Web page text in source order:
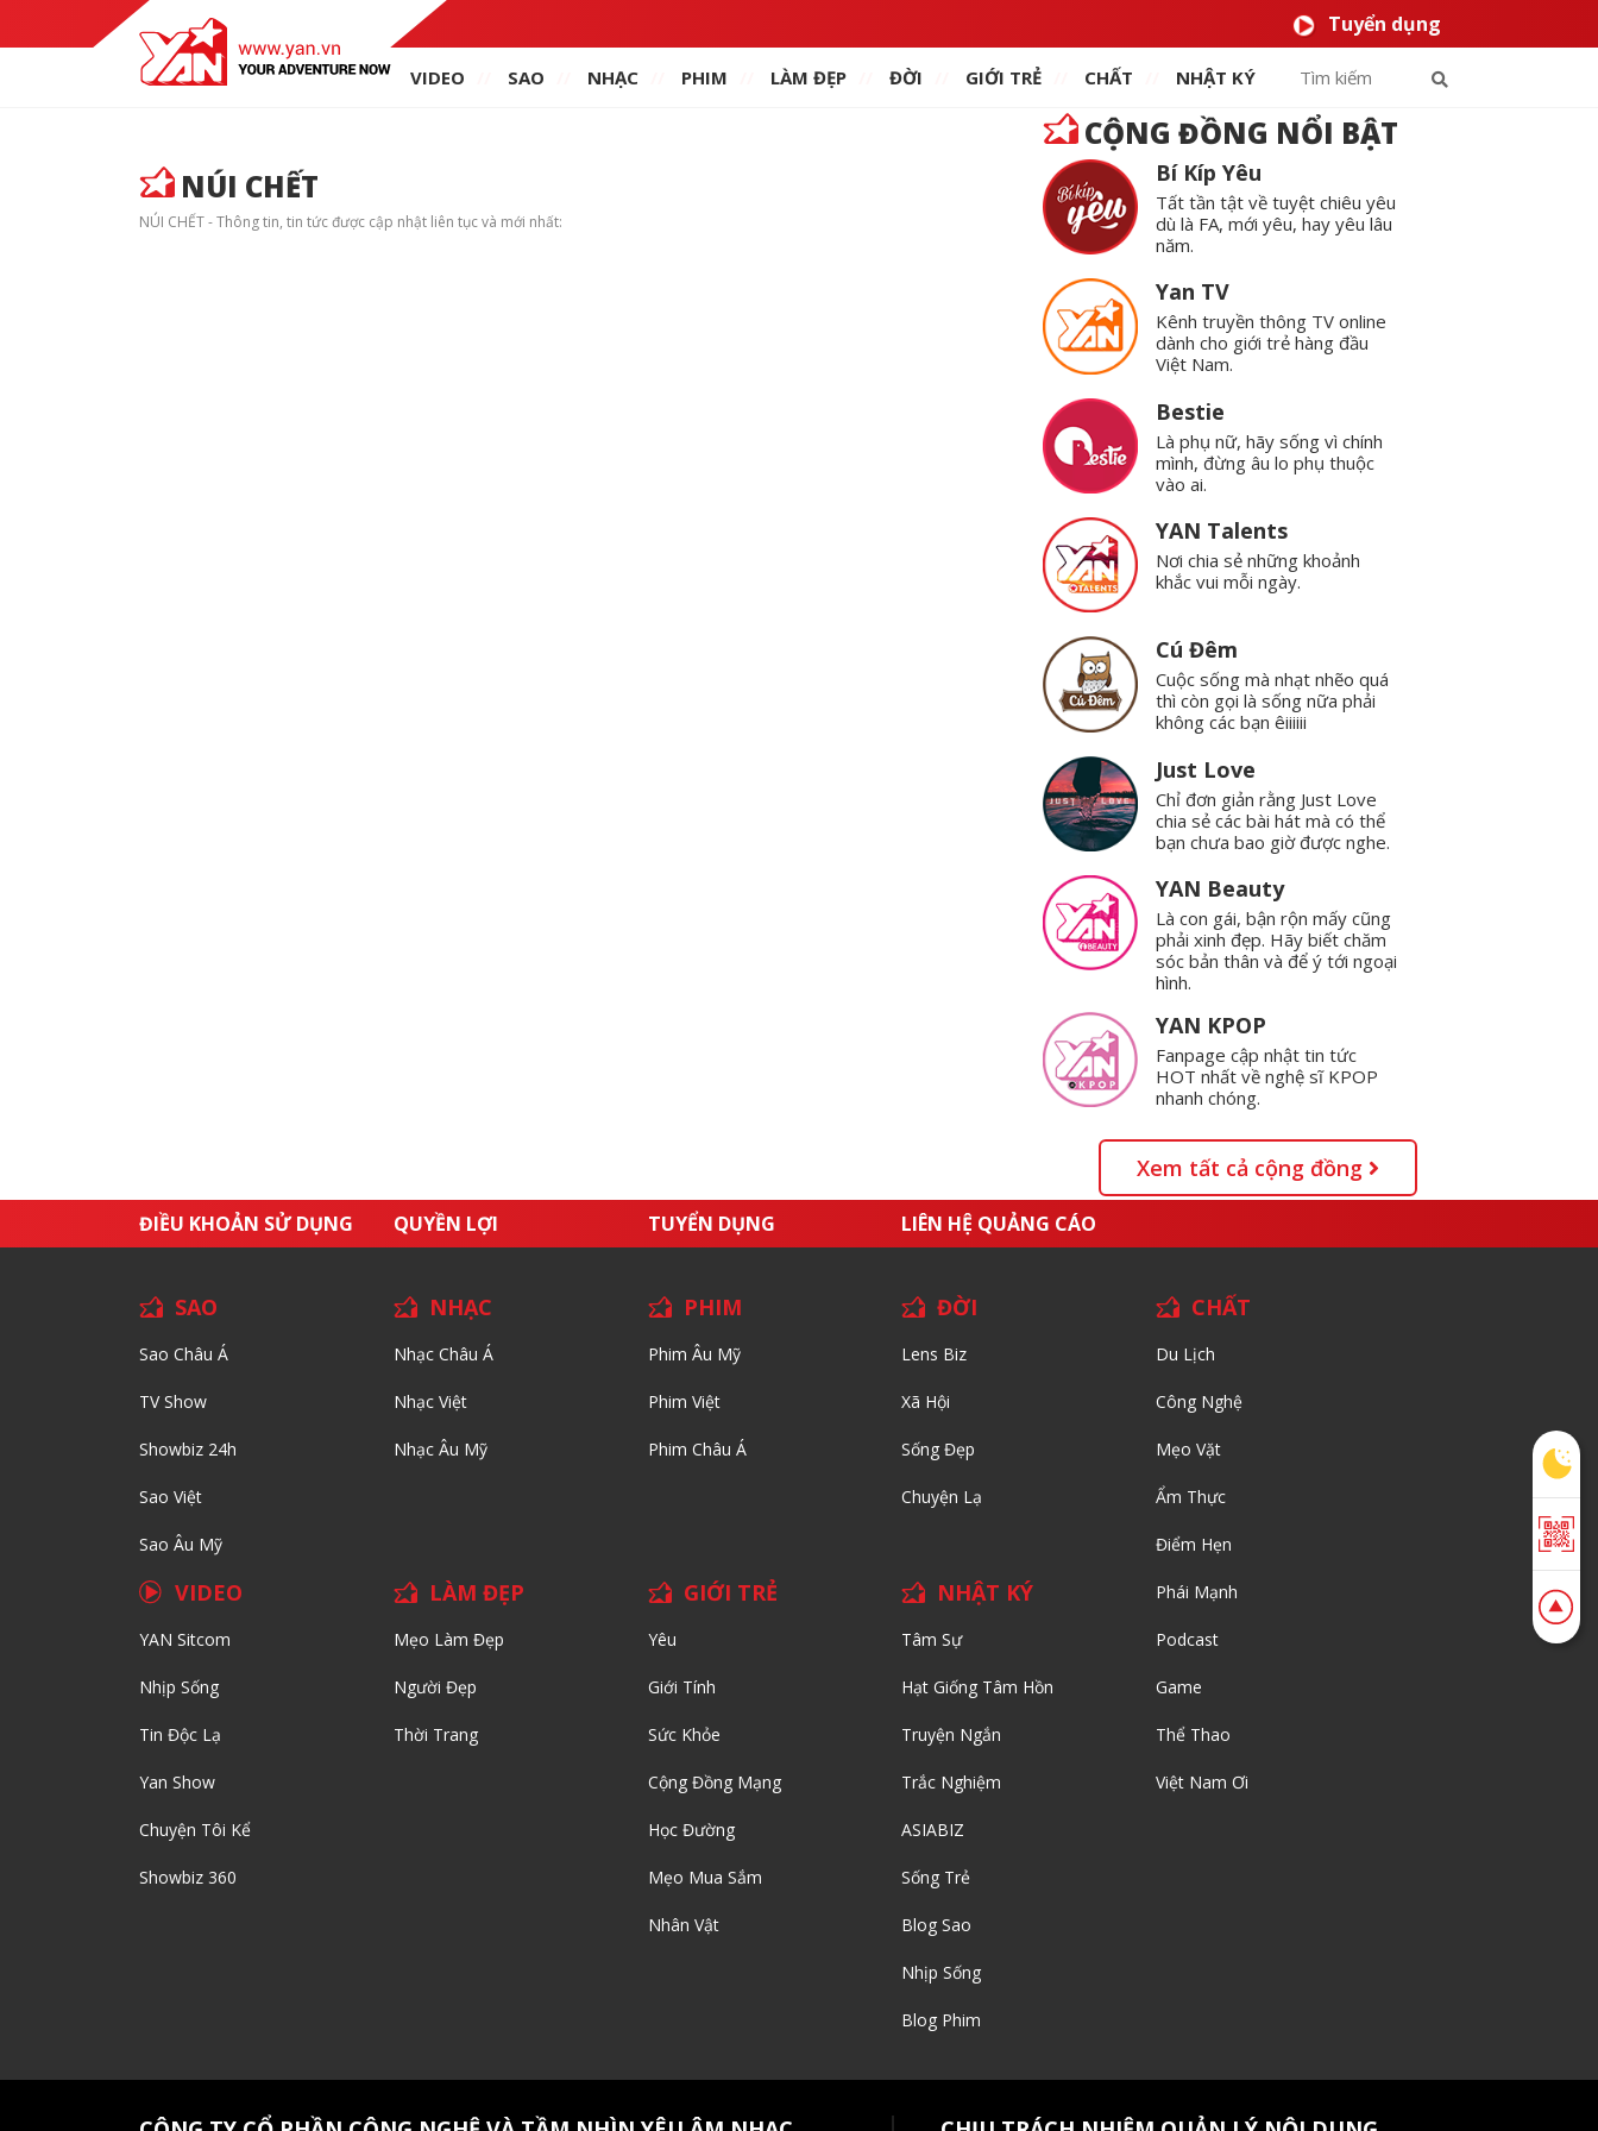
Tuyển dụng
VIDEO SAO NHẠC PHIM LÀM ĐẸP ĐỜI GIỚI TRẺ CHẤT NHẬT KÝ
NÚI CHẾT
NÚI CHẾT - Thông tin, tin tức được cập nhật liên tục và mới nhất:
CỘNG ĐỒNG NỔI BẬT
Bí Kíp Yêu
Tất tần tật về tuyệt chiêu yêu
dù là FA, mới yêu, hay yêu lâu
năm.
Yan TV
Kênh truyền thông TV online
dành cho giới trẻ hàng đầu
Việt Nam.
Bestie
Là phụ nữ, hãy sống vì chính
mình, đừng âu lo phụ thuộc
vào ai.
YAN Talents
Nơi chia sẻ những khoảnh
khắc vui mỗi ngày.
Cú Đêm
Cuộc sống mà nhạt nhẽo quá
thì còn gọi là sống nữa phải
không các bạn êiiiiii
Just Love
Chỉ đơn giản rằng Just Love
chia sẻ các bài hát mà có thể
bạn chưa bao giờ được nghe.
YAN Beauty
Là con gái, bận rộn mấy cũng
phải xinh đẹp. Hãy biết chăm
sóc bản thân và để ý tới ngoại
hình.
YAN KPOP
Fanpage cập nhật tin tức
HOT nhất về nghệ sĩ KPOP
nhanh chóng.
Xem tất cả cộng đồng
ĐIỀU KHOẢN SỬ DỤNG QUYỀN LỢI TUYỂN DỤNG LIÊN HỆ QUẢNG CÁO
SAO
Sao Châu Á
TV Show
Showbiz 24h
Sao Việt
Sao Âu Mỹ
NHẠC
Nhạc Châu Á
Nhạc Việt
Nhạc Âu Mỹ
PHIM
Phim Âu Mỹ
Phim Việt
Phim Châu Á
ĐỜI
Lens Biz
Xã Hội
Sống Đẹp
Chuyện Lạ
VIDEO
YAN Sitcom
Nhịp Sống
Tin Độc Lạ
Yan Show
Chuyện Tôi Kể
Showbiz 360
LÀM ĐẸP
Mẹo Làm Đẹp
Người Đẹp
Thời Trang
GIỚI TRẺ
Yêu
Giới Tính
Sức Khỏe
Cộng Đồng Mạng
Học Đường
Mẹo Mua Sắm
Nhân Vật
NHẬT KÝ
Tâm Sự
Hạt Giống Tâm Hồn
Truyện Ngắn
Trắc Nghiệm
ASIABIZ
Sống Trẻ
Blog Sao
Nhịp Sống
Blog Phim
CHẤT
Du Lịch
Công Nghệ
Mẹo Vặt
Ẩm Thực
Điểm Hẹn
Phái Mạnh
Podcast
Game
Thể Thao
Việt Nam Ơi